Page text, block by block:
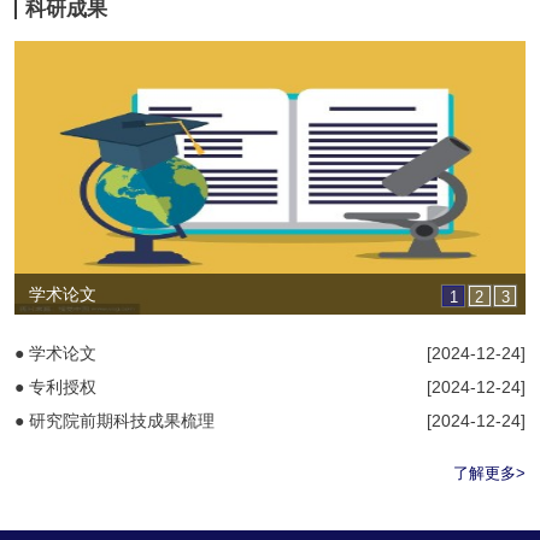
科研成果
学术论文 1 2 3
● 学术论文
[2024-12-24]
● 专利授权
[2024-12-24]
● 研究院前期科技成果梳理
[2024-12-24]
了解更多>